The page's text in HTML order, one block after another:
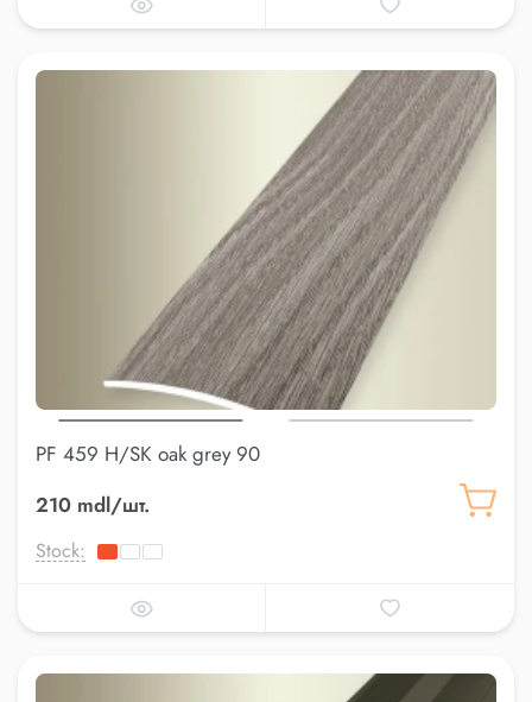
PF 459 H/SK oak grey 90
210 mdl/шт.
Stock: